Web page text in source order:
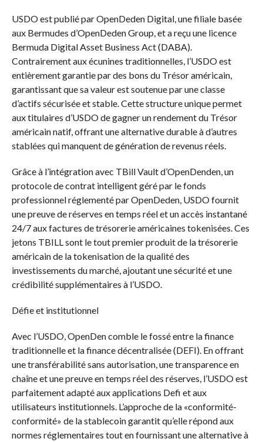
USDO est publié par OpenDeden Digital, une filiale basée
aux Bermudes d’OpenDeden Group, et a reçu une licence
Bermuda Digital Asset Business Act (DABA).
Contrairement aux écunines traditionnelles, l’USDO est
entièrement garantie par des bons du Trésor américain,
garantissant que sa valeur est soutenue par une classe
d’actifs sécurisée et stable. Cette structure unique permet
aux titulaires d’USDO de gagner un rendement du Trésor
américain natif, offrant une alternative durable à d’autres
stablées qui manquent de génération de revenus réels.
Grâce à l’intégration avec TBill Vault d’OpenDenden, un
protocole de contrat intelligent géré par le fonds
professionnel réglementé par OpenDeden, USDO fournit
une preuve de réserves en temps réel et un accès instantané
24/7 aux factures de trésorerie américaines tokenisées. Ces
jetons TBILL sont le tout premier produit de la trésorerie
américain de la tokenisation de la qualité des
investissements du marché, ajoutant une sécurité et une
crédibilité supplémentaires à l’USDO.
Défie et institutionnel
Avec l’USDO, OpenDen comble le fossé entre la finance
traditionnelle et la finance décentralisée (DEFI). En offrant
une transférabilité sans autorisation, une transparence en
chaîne et une preuve en temps réel des réserves, l’USDO est
parfaitement adapté aux applications Defi et aux
utilisateurs institutionnels. L’approche de la «conformité-
conformité» de la stablecoin garantit qu’elle répond aux
normes réglementaires tout en fournissant une alternative à